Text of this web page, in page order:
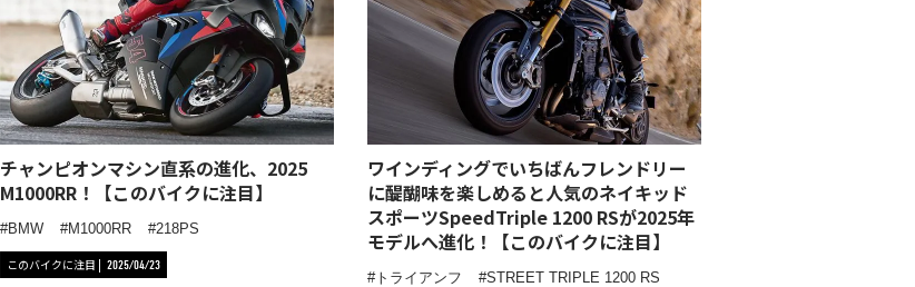
チャンピオンマシン直系の進化、2025
M1000RR！【このバイクに注目】
BMW M1000RR 218PS
このバイクに注目 2025/04/23
ワインディングでいちばんフレンドリー
に醍醐味を楽しめると人気のネイキッド
スポーツSpeedTriple 1200 RSが2025年
モデルへ進化！【このバイクに注目】
トライアンフ
STREET TRIPLE 1200 RS